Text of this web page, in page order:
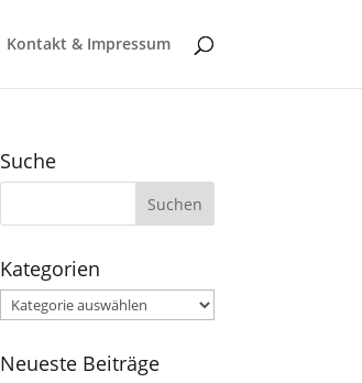
Kontakt & Impressum
Suche
Kategorien
Kategorien
Neueste Beiträge